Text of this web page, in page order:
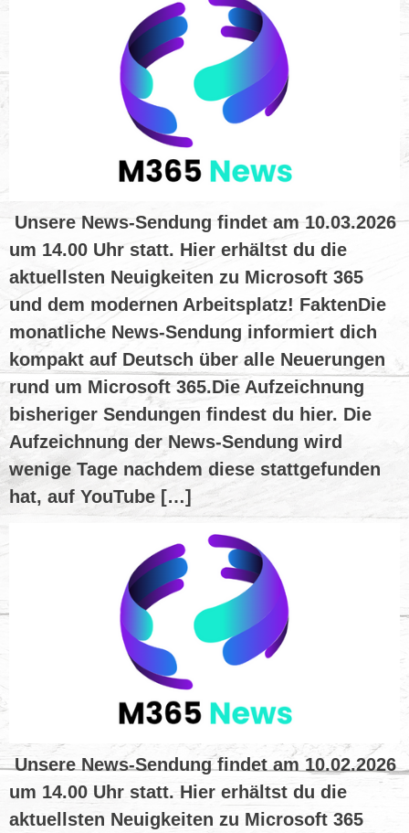
Unsere News-Sendung findet am 10.03.2026
um 14.00 Uhr statt. Hier erhältst du die
aktuellsten Neuigkeiten zu Microsoft 365
und dem modernen Arbeitsplatz! FaktenDie
monatliche News-Sendung informiert dich
kompakt auf Deutsch über alle Neuerungen
rund um Microsoft 365.Die Aufzeichnung
bisheriger Sendungen findest du hier. Die
Aufzeichnung der News-Sendung wird
wenige Tage nachdem diese stattgefunden
hat, auf YouTube […]
Unsere News-Sendung findet am 10.02.2026
um 14.00 Uhr statt. Hier erhältst du die
aktuellsten Neuigkeiten zu Microsoft 365